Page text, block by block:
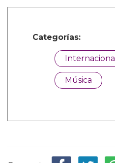
Categorías:
Internacional
Música